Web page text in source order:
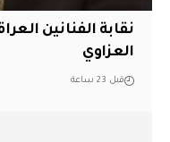
نقابة الفنانين
العزاوي
قبل 23 ساعة